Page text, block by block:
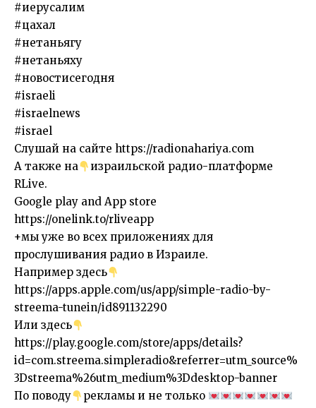
#иерусалим
#цахал
#нетаньягу
#нетаньяху
#новостисегодня
#israeli
#israelnews
#israel
Слушай на сайте https://radionahariya.com
А также на
израильской радио-платформе
RLive.
Google play and App store
https://onelink.to/rliveapp
+мы уже во всех приложениях для
прослушивания радио в Израиле.
Например здесь
https://apps.apple.com/us/app/simple-radio-by-
streema-tunein/id891132290
Или здесь
https://play.google.com/store/apps/details?
id=com.streema.simpleradio&referrer=utm_source%
3Dstreema%26utm_medium%3Ddesktop-banner
По поводу
рекламы и не только